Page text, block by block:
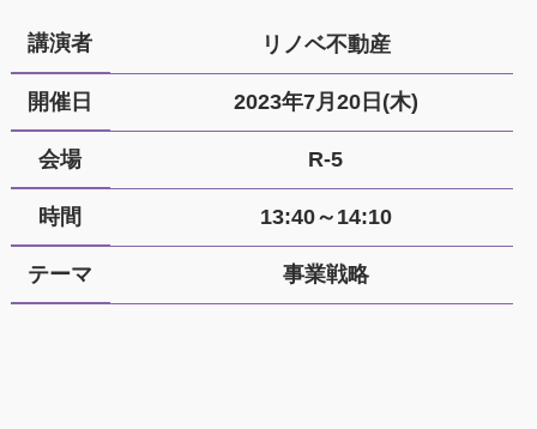
講演者 リノベ不動産
開催日 2023年7月20日(木)
会場 R-5
時間 13:40～14:10
テーマ 事業戦略